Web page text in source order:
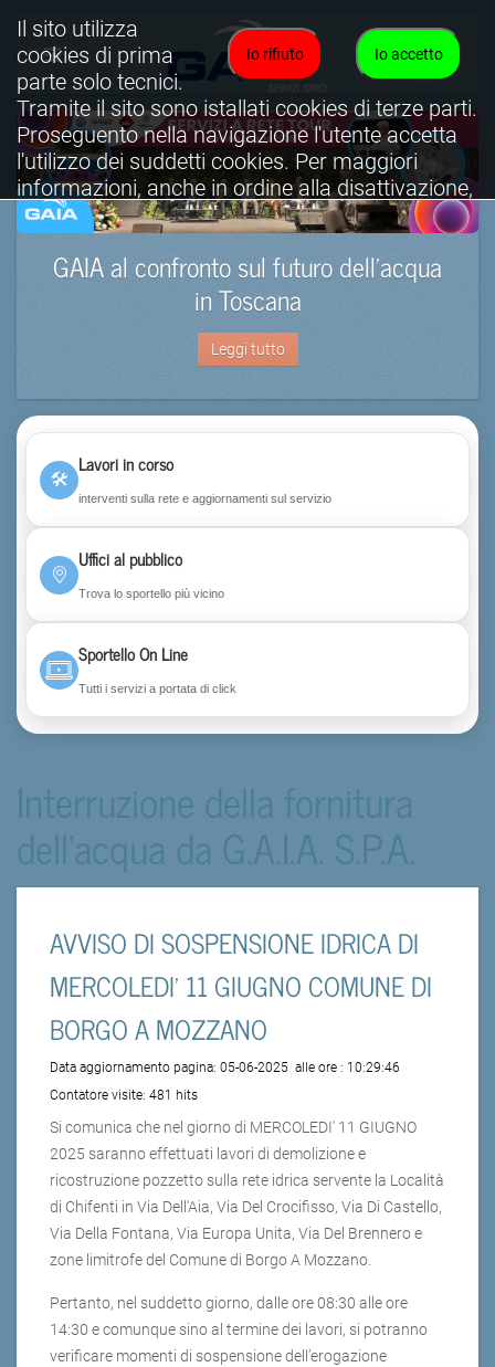
GAIA al confronto sul futuro dell’acqua
in Toscana
Leggi tutto
🛠
Lavori in corso
interventi sulla rete e aggiornamenti sul servizio
Uffici al pubblico
Trova lo sportello più vicino
Sportello On Line
Tutti i servizi a portata di click
Interruzione della fornitura
dell'acqua da G.A.I.A. S.P.A.
AVVISO DI SOSPENSIONE IDRICA DI
MERCOLEDI' 11 GIUGNO COMUNE DI
BORGO A MOZZANO
Data aggiornamento pagina: 05-06-2025 alle ore : 10:29:46
Contatore visite: 481 hits
Si comunica che nel giorno di MERCOLEDI' 11 GIUGNO
2025 saranno effettuati lavori di demolizione e
ricostruzione pozzetto sulla rete idrica servente la Località
di Chifenti in Via Dell'Aia, Via Del Crocifisso, Via Di Castello,
Via Della Fontana, Via Europa Unita, Via Del Brennero e
zone limitrofe del Comune di Borgo A Mozzano.
Pertanto, nel suddetto giorno, dalle ore 08:30 alle ore
14:30 e comunque sino al termine dei lavori, si potranno
verificare momenti di sospensione dell’erogazione
Io accetto
Io rifiuto
Il sito utilizza
cookies di prima
parte solo tecnici.
Tramite il sito sono istallati cookies di terze parti.
Proseguento nella navigazione l'utente accetta
l'utilizzo dei suddetti cookies. Per maggiori
informazioni, anche in ordine alla disattivazione,
è possibile consultare l'informativa cookies
completa.
Visualizza informativa completa.